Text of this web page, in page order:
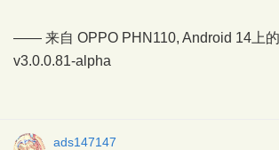
—— 来自 OPPO PHN110, Android 14上的
v3.0.0.81-alpha
ads147147